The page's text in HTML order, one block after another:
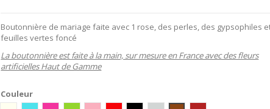
Boutonnière de mariage faite avec 1 rose, des perles, des gypsophiles
feuilles vertes foncé
La boutonnière est faiteà la main, sur mesure en France avec des fleurs
artificielles Haut de Gamme
Couleur